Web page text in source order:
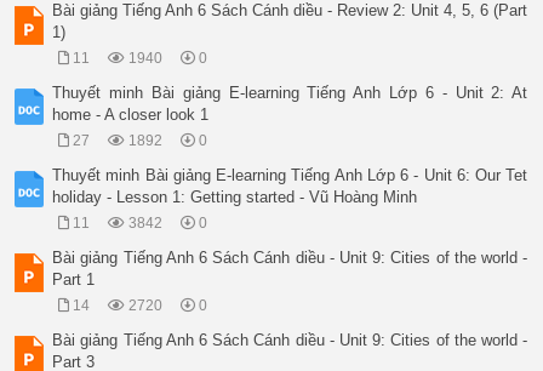
Bài giảng Tiếng Anh 6 Sách Cánh diều - Review 2: Unit 4, 5, 6 (Part
1)
11 1940 0
Thuyết minh Bài giảng E-learning Tiếng Anh Lớp 6 - Unit 2: At
home - A closer look 1
27 1892 0
Thuyết minh Bài giảng E-learning Tiếng Anh Lớp 6 - Unit 6: Our Tet
holiday - Lesson 1: Getting started - Vũ Hoàng Minh
11 3842 0
Bài giảng Tiếng Anh 6 Sách Cánh diều - Unit 9: Cities of the world -
Part 1
14 2720 0
Bài giảng Tiếng Anh 6 Sách Cánh diều - Unit 9: Cities of the world -
Part 3